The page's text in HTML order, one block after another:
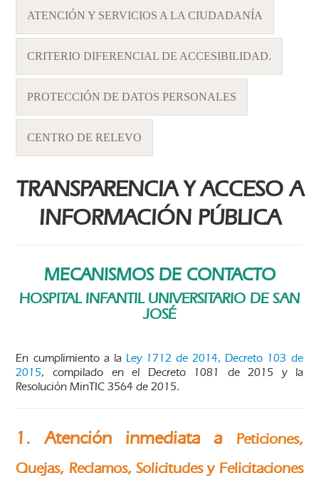
ATENCIÓN Y SERVICIOS A LA CIUDADANÍA
CRITERIO DIFERENCIAL DE ACCESIBILIDAD.
PROTECCIÓN DE DATOS PERSONALES
CENTRO DE RELEVO
TRANSPARENCIA Y ACCESO A
INFORMACIÓN PÚBLICA
MECANISMOS DE CONTACTO
HOSPITAL INFANTIL UNIVERSITARIO DE SAN
JOSÉ
En cumplimiento a la Ley 1712 de 2014, Decreto 103 de
2015, compilado en el Decreto 1081 de 2015 y la
Resolución MinTIC 3564 de 2015.
1.Atención inmediata a
Peticiones,
Quejas, Reclamos, Solicitudes y Felicitaciones